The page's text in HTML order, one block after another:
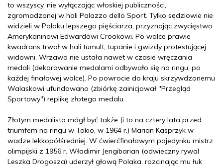
to wszyscy, nie wyłączając włoskiej publiczności,
zgromadzonej w hali Palazzo dello Sport. Tylko sędziowie nie
widzieli w Polaku lepszego pięściarza, przyznając zwycięstwo
Amerykaninowi Edwardowi Crookowi. Po walce prawie
kwadrans trwał w hali tumult, tupanie i gwizdy protestującej
widowni. Wrzawa nie ustała nawet w czasie wręczania
medali (dekorowanie medalami odbywało się na ringu, po
każdej finałowej walce). Po powrocie do kraju skrzywdzonemu
Walaskowi ufundowano (zbiórkę zainicjował "Przegląd
Sportowy") replikę złotego medalu.
Złotym medalista mógł być także (i to na cztery lata przed
triumfem na ringu w Tokio, w 1964 r.) Marian Kasprzyk w
wadze lekkopółśredniej. W ćwierćfinałowym pojedynku mistrz
olimpijski z 1956 r. Władimir Jengibarian (odwieczny rywal
Leszka Drogosza) uderzył głową Polaka, rozcinając mu łuk